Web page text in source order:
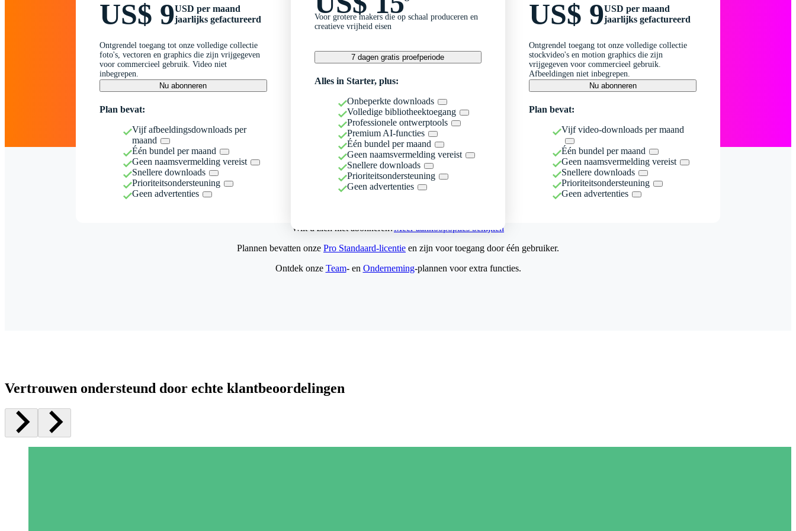
US$ 9USD per maand
jaarlijks gefactureerd
Ontgrendel toegang tot onze volledige collectie
foto's, vectoren en graphics die zijn vrijgegeven
voor commercieel gebruik. Video niet
inbegrepen.
Nu abonneren
Plan bevat:
Vijf afbeeldingsdownloads per
maand
Één bundel per maand
Geen naamsvermelding vereist
Snellere downloads
Prioriteitsondersteuning
Geen advertenties
Voor grotere makers die op schaal produceren en
creatieve vrijheid eisen
7 dagen gratis proefperiode
Alles in Starter, plus:
Onbeperkte downloads
Volledige bibliotheektoegang
Professionele ontwerptools
Premium AI-functies
Één bundel per maand
Geen naamsvermelding vereist
Snellere downloads
Prioriteitsondersteuning
Geen advertenties
US$ 9USD per maand
jaarlijks gefactureerd
Ontgrendel toegang tot onze volledige collectie
stockvideo's en motion graphics die zijn
vrijgegeven voor commercieel gebruik.
Afbeeldingen niet inbegrepen.
Nu abonneren
Plan bevat:
Vijf video-downloads per maand
Één bundel per maand
Geen naamsvermelding vereist
Snellere downloads
Prioriteitsondersteuning
Geen advertenties
Wilt u zich niet abonneren?Meer aankoopopties bekijken
Plannen bevatten onze Pro Standaard-licentie en zijn voor toegang door één gebruiker.
Ontdek onze Team- en Onderneming-plannen voor extra functies.
Vertrouwen ondersteund door echte klantbeoordelingen